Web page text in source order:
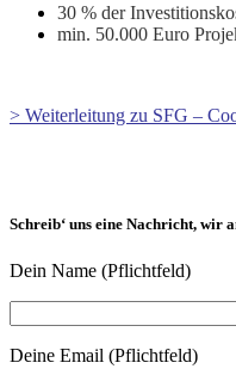
30 % der
min. 50.000 Euro
> Weiterleitung zu SFG –
Schreib‘ uns eine Nachricht, wir
Dein Name (Pflichtfeld)
Deine Email (Pflichtfeld)